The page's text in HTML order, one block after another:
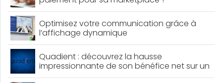
Optimisez votre communication grâce à
l’affichage dynamique
Quadient : découvrez la hausse
impressionnante de son bénéfice net sur un
an !